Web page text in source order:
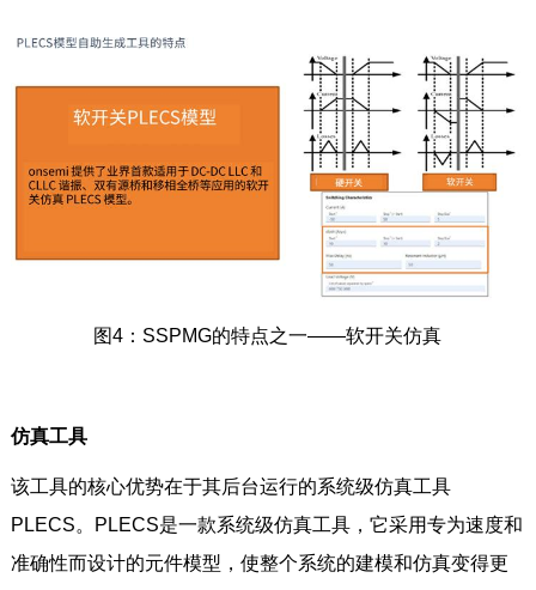
图4：SSPMG的特点之一——软开关仿真
仿真工具
该工具的核心优势在于其后台运行的系统级仿真工具
PLECS。PLECS是一款系统级仿真工具，它采用专为速度和
准确性而设计的元件模型，使整个系统的建模和仿真变得更